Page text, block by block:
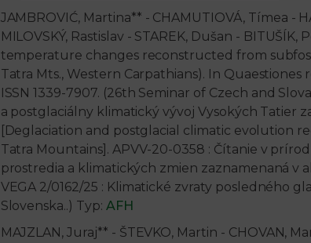
JAMBROVIĆ, Martina** - CHAMUTIOVÁ, Tímea -
MILOVSKÝ, Rastislav - STAREK, Dušan -
temperature changes reconstructed from
Tatra Mts., Western Carpathians). In Quaestiones
ISSN 1339-7907. (26th Seminar of Czech and
a postglaciálny klimatický vývoj Vysokých Tatier
[Deglaciation and postglacial climatic evolution
Tatra Mountains]. APVV-20-0358 : Čítanie v
prostredia a klimatických zmien zaznamenaná v
VEGA 2/0162/25 : Klimatické zvraty posledného
Slovenska..) Typ: AFH
MAJZLAN, Juraj** - ŠTEVKO, Martin - CHOVAN,